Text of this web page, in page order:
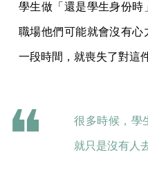
學生做「還是學生身份時
職場他們可能就會沒有
一段時間，就喪失了對這
很多時候，學
就只是沒有人